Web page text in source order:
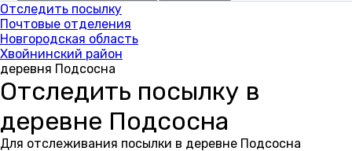
Отследить посылку
Почтовые отделения
Новгородская область
Хвойнинский район
деревня Подсосна
Отследить посылку в
деревне Подсосна
Для отслеживания посылки в деревне Подсосна